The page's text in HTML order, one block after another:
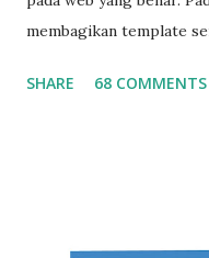
membagikan template
untuk diedit ulang
jelas dibawah ini
Download Template
SHARE 68 COMMENTS